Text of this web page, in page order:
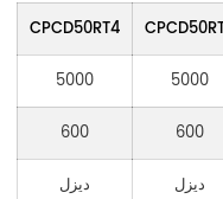
CPCD50RT4
5000
5000
600
600
ديزل ديزل